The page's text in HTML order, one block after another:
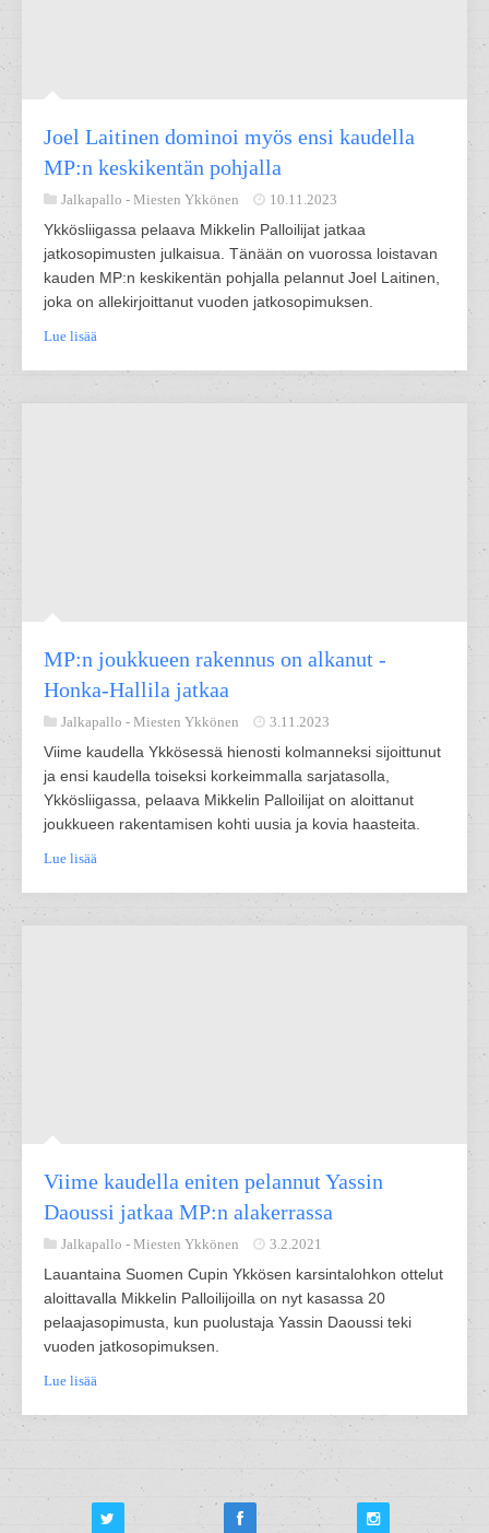
Joel Laitinen dominoi myös ensi kaudella
MP:n keskikentän pohjalla
Jalkapallo - Miesten Ykkönen 10.11.2023
Ykkösliigassa pelaava Mikkelin Palloilijat jatkaa
jatkosopimusten julkaisua. Tänään on vuorossa loistavan
kauden MP:n keskikentän pohjalla pelannut Joel Laitinen,
joka on allekirjoittanut vuoden jatkosopimuksen.
Lue lisää
MP:n joukkueen rakennus on alkanut -
Honka-Hallila jatkaa
Jalkapallo - Miesten Ykkönen 3.11.2023
Viime kaudella Ykkösessä hienosti kolmanneksi sijoittunut
ja ensi kaudella toiseksi korkeimmalla sarjatasolla,
Ykkösliigassa, pelaava Mikkelin Palloilijat on aloittanut
joukkueen rakentamisen kohti uusia ja kovia haasteita.
Lue lisää
Viime kaudella eniten pelannut Yassin
Daoussi jatkaa MP:n alakerrassa
Jalkapallo - Miesten Ykkönen 3.2.2021
Lauantaina Suomen Cupin Ykkösen karsintalohkon ottelut
aloittavalla Mikkelin Palloilijoilla on nyt kasassa 20
pelaajasopimusta, kun puolustaja Yassin Daoussi teki
vuoden jatkosopimuksen.
Lue lisää